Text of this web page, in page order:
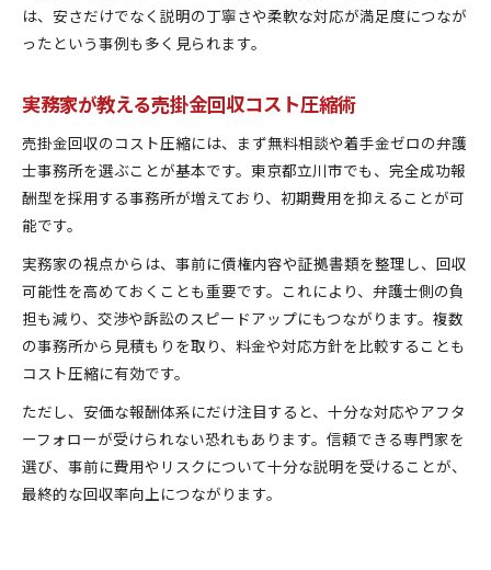
は、安さだけでなく説明の丁寧さや柔軟な対応が満足度につなが
ったという事例も多く見られます。
実務家が教える売掛金回収コスト圧縮術
売掛金回収のコスト圧縮には、まず無料相談や着手金ゼロの弁護
士事務所を選ぶことが基本です。東京都立川市でも、完全成功報
酬型を採用する事務所が増えており、初期費用を抑えることが可
能です。
実務家の視点からは、事前に債権内容や証拠書類を整理し、回収
可能性を高めておくことも重要です。これにより、弁護士側の負
担も減り、交渉や訴訟のスピードアップにもつながります。複数
の事務所から見積もりを取り、料金や対応方針を比較することも
コスト圧縮に有効です。
ただし、安価な報酬体系にだけ注目すると、十分な対応やアフタ
ーフォローが受けられない恐れもあります。信頼できる専門家を
選び、事前に費用やリスクについて十分な説明を受けることが、
最終的な回収率向上につながります。